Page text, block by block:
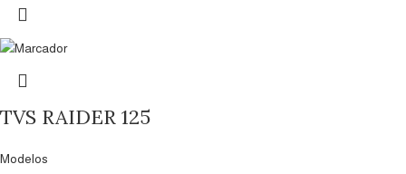
TVS RAIDER 125
Modelos